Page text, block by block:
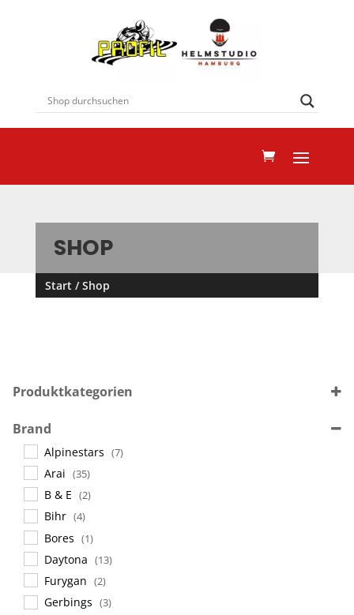
SHOP
Start / Shop
Produktkategorien
Lederbekleidung
Handschuhe (54)
Stiefel (48)
Air-Bag Kollektion
Funktionswäsche | Unterwäsche
Regenbekleidung
Tankrucksäcke & Gepäcktaschen
Accessoires
Brand
Alpinestars (7)
Arai (35)
B & E (2)
Bihr (4)
Bores (1)
Daytona (13)
Furygan (2)
Gerbings (3)